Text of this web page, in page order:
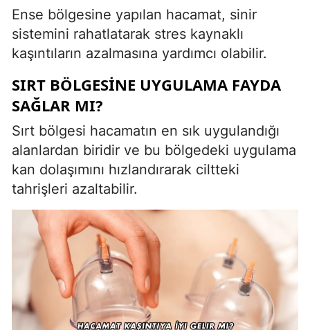
Ense bölgesine yapılan hacamat, sinir
sistemini rahatlatarak stres kaynaklı
kaşıntıların azalmasına yardımcı olabilir.
SIRT BÖLGESINE UYGULAMA FAYDA
SAĞLAR MI?
Sırt bölgesi hacamatın en sık uygulandığı
alanlardan biridir ve bu bölgedeki uygulama
kan dolaşımını hızlandırarak ciltteki
tahrişleri azaltabilir.